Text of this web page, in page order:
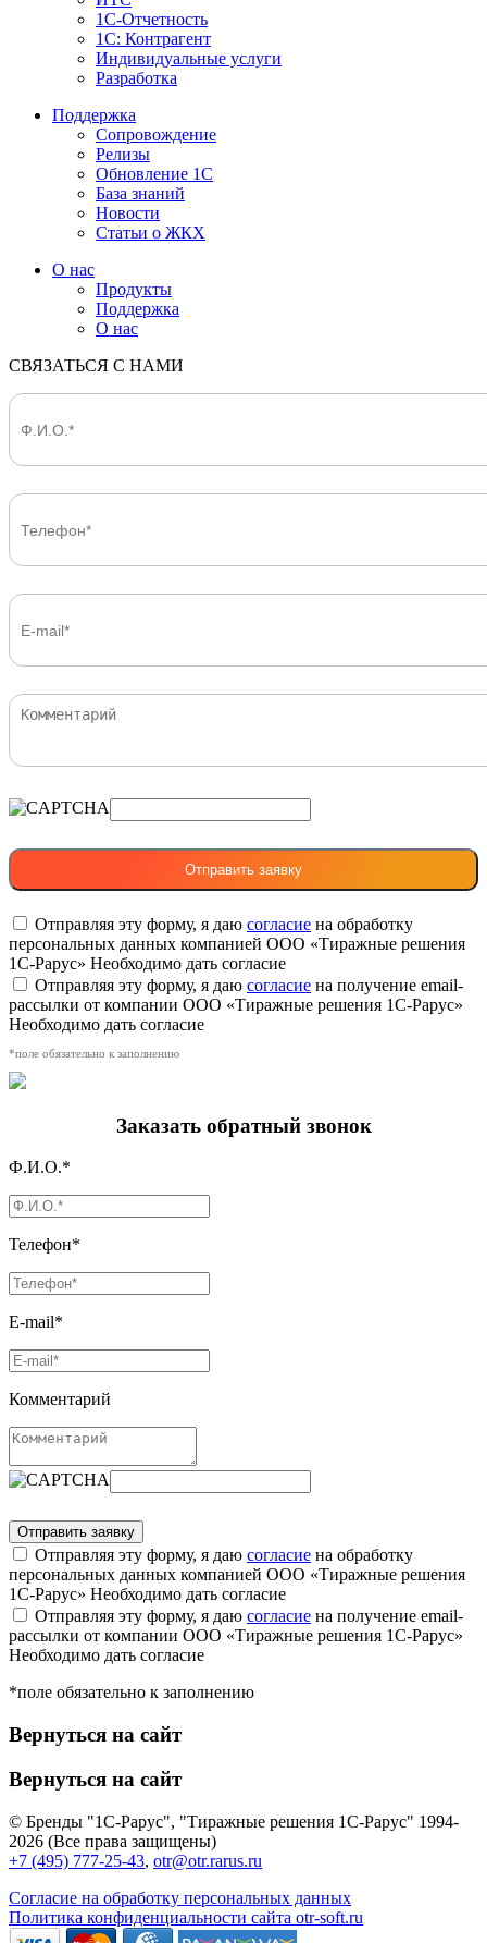
1С-Отчетность
1С: Контрагент
Индивидуальные услуги
Разработка
Поддержка
Сопровождение
Релизы
Обновление 1С
База знаний
Новости
Статьи о ЖКХ
О нас
Продукты
Поддержка
О нас
СВЯЗАТЬСЯ С НАМИ
Отправляя эту форму, я даю согласие на обработку
персональных данных компанией ООО «Тиражные решения
1С-Рарус» Необходимо дать согласие
Отправляя эту форму, я даю согласие на получение email-
рассылки от компании ООО «Тиражные решения 1С-Рарус»
Необходимо дать согласие
*поле обязательно к заполнению
Заказать обратный звонок
Ф.И.О.*
Телефон*
E-mail*
Комментарий
Отправляя эту форму, я даю согласие на обработку
персональных данных компанией ООО «Тиражные решения
1С-Рарус» Необходимо дать согласие
Отправляя эту форму, я даю согласие на получение email-
рассылки от компании ООО «Тиражные решения 1С-Рарус»
Необходимо дать согласие
*поле обязательно к заполнению
Вернуться на сайт
Вернуться на сайт
© Бренды "1С-Рарус", "Тиражные решения 1С-Рарус" 1994-
2026 (Все права защищены)
+7 (495) 777-25-43, otr@otr.rarus.ru
Согласие на обработку персональных данных
Политика конфиденциальности сайта otr-soft.ru